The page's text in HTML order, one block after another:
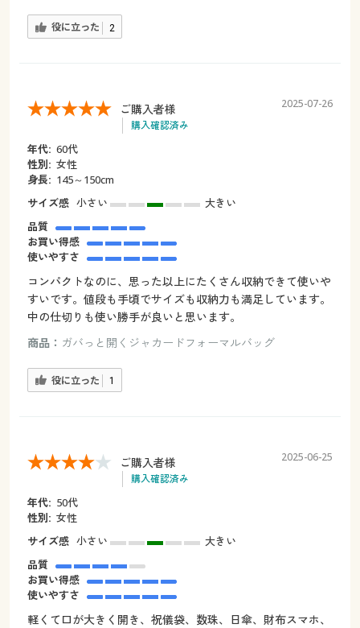
役に立った 2
ご購入者様
購入確認済み
2025-07-26
年代: 60代
性別: 女性
身長: 145～150cm
サイズ感 小さい
大きい
品質
お買い得感
使いやすさ
コンパクトなのに、思った以上にたくさん収納できて使いや
すいです。値段も手頃でサイズも収納力も満足しています。
中の仕切りも使い勝手が良いと思います。
商品： ガバっと開くジャカードフォーマルバッグ
役に立った 1
ご購入者様
購入確認済み
2025-06-25
年代: 50代
性別: 女性
サイズ感 小さい
大きい
品質
お買い得感
使いやすさ
軽くて口が大きく開き、祝儀袋、数珠、日傘、財布スマホ、